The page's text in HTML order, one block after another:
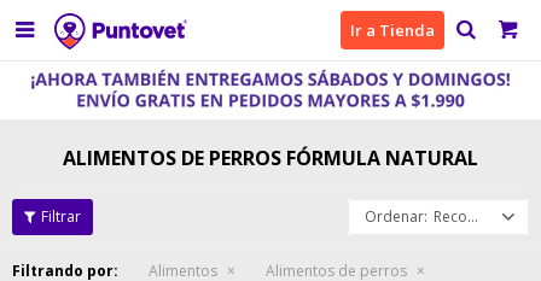
 Ir a Tienda
ALIMENTOS DE PERROS FÓRMULA NATURAL
Recomendados
Filtrando por: Alimentos
Alimentos de perros